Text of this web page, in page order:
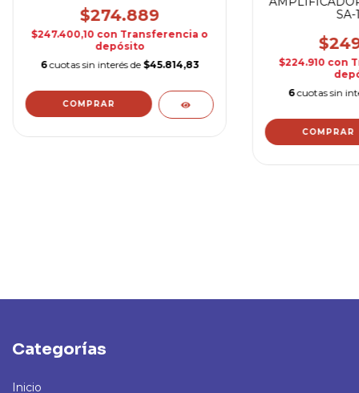
$274.889
$247.400,10 con Transferencia o
depósito
6 cuotas sin interés de $45.814,83
SA-
$224.910 con
6 cuotas sin
Categorías
Inicio